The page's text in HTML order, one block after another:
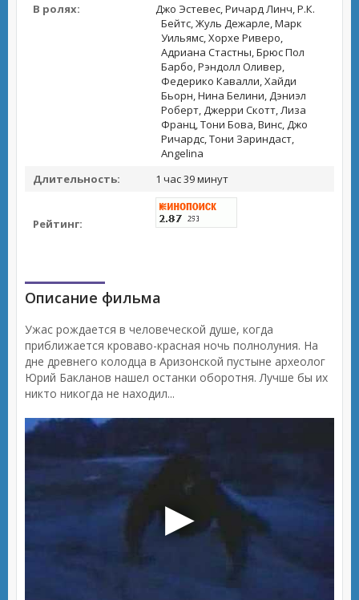
В ролях:
Джо Эстевес, Ричард Линч, Р.К.
Бейтс, Жуль Дежарле, Марк
Уильямс, Хорхе Риверо,
Адриана Стастны, Брюс Пол
Барбо, Рэндолл Оливер,
Федерико Кавалли, Хайди
Бьорн, Нина Белини, Дэниэл
Роберт, Джерри Скотт, Лиза
Франц, Тони Бова, Винс, Джо
Ричардс, Тони Зариндаст,
Angelina
Длительность:
1 час 39 минут
Рейтинг:
Описание фильма
Ужас рождается в человеческой душе, когда
приближается кроваво-красная ночь полнолуния. На
дне древнего колодца в Аризонской пустыне археолог
Юрий Бакланов нашел останки оборотня. Лучше бы их
никто никогда не находил...